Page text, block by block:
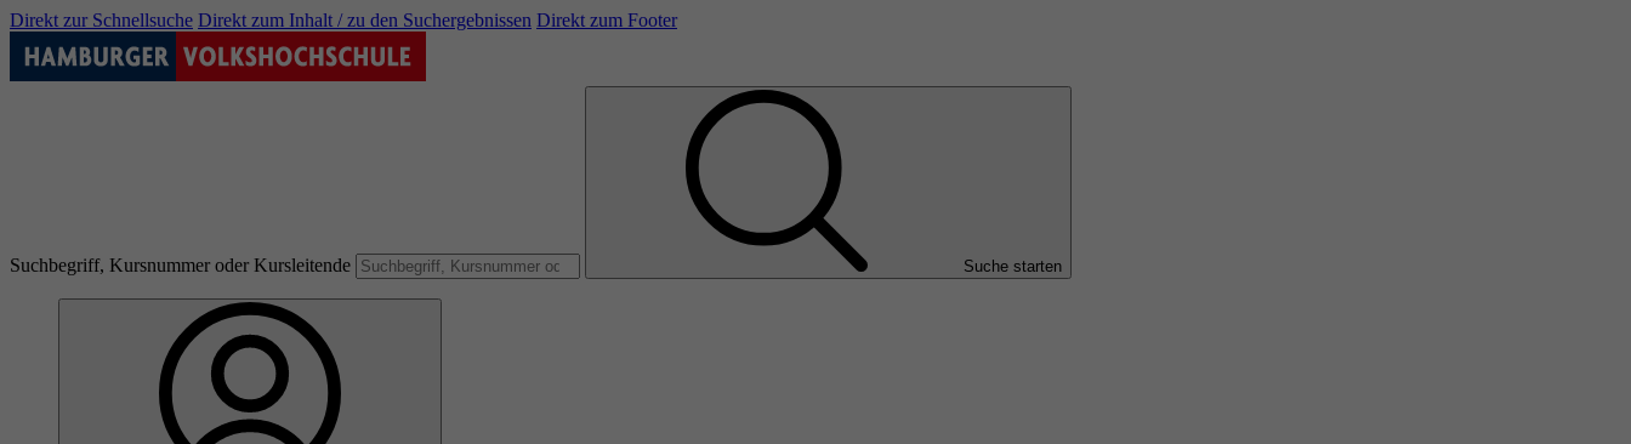
Direkt zur Schnellsuche Direkt zum Inhalt / zu den Suchergebnissen Direkt zum Footer
Suchbegriff, Kursnummer oder Kursleitende Suche starten